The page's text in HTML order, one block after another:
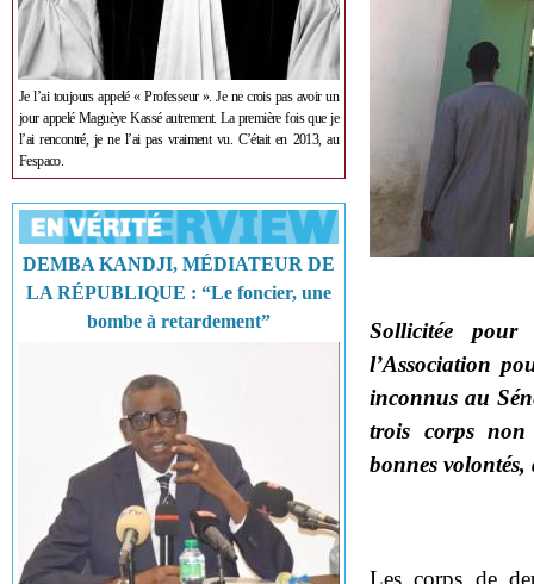
Je l’ai toujours appelé « Professeur ». Je ne crois pas avoir un
jour appelé Maguèye Kassé autrement. La première fois que je
l’ai rencontré, je ne l’ai pas vraiment vu. C’était en 2013, au
Fespaco.
DEMBA KANDJI, MÉDIATEUR DE
LA RÉPUBLIQUE : “Le foncier, une
bombe à retardement”
Sollicitée
l’Association
inconnus au
trois corps non
bonnes
Les corps de